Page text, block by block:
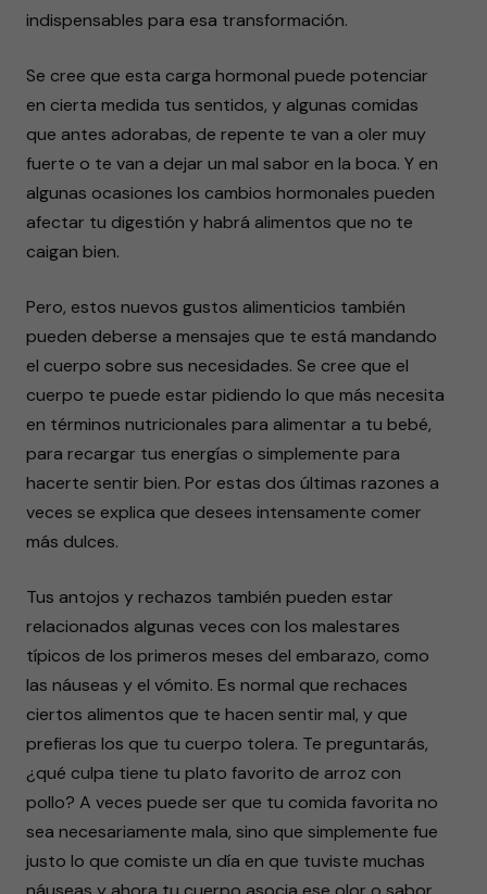
indispensables para esa transformación.
Se cree que esta carga hormonal puede potenciar
en cierta medida tus sentidos, y algunas comidas
que antes adorabas, de repente te van a oler muy
fuerte o te van a dejar un mal sabor en la boca. Y en
algunas ocasiones los cambios hormonales pueden
afectar tu digestión y habrá alimentos que no te
caigan bien.
Pero, estos nuevos gustos alimenticios también
pueden deberse a mensajes que te está mandando
el cuerpo sobre sus necesidades. Se cree que el
cuerpo te puede estar pidiendo lo que más necesita
en términos nutricionales para alimentar a tu bebé,
para recargar tus energías o simplemente para
hacerte sentir bien. Por estas dos últimas razones a
veces se explica que desees intensamente comer
más dulces.
Tus antojos y rechazos también pueden estar
relacionados algunas veces con los malestares
típicos de los primeros meses del embarazo, como
las náuseas y el vómito. Es normal que rechaces
ciertos alimentos que te hacen sentir mal, y que
prefieras los que tu cuerpo tolera. Te preguntarás,
¿qué culpa tiene tu plato favorito de arroz con
pollo? A veces puede ser que tu comida favorita no
sea necesariamente mala, sino que simplemente fue
justo lo que comiste un día en que tuviste muchas